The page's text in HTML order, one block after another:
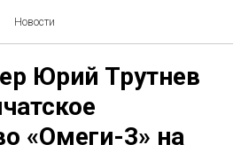
Новости
Юрий Трутнев
«Омеги-3» на